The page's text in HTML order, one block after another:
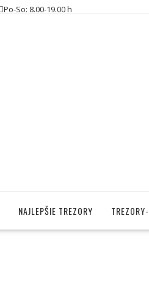
Po-So: 8.00-19.00 h
NAJLEPŠIE TREZORY